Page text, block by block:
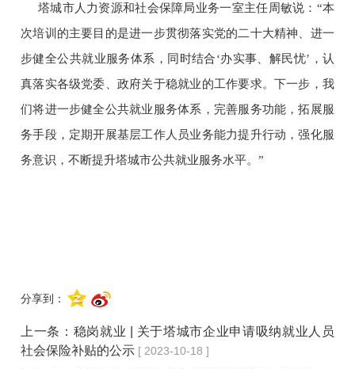
塔城市人力资源和社会保障局业务一室主任周敏说：“本
次培训的主要目的是进一步贯彻落实党的二十大精神、进一
步健全公共就业服务体系，同时结合‘办实事、解民忧’，认
真落实各级党委、政府关于稳就业的工作要求。下一步，我
们将进一步健全公共就业服务体系，完善服务功能，拓展服
务手段，定期开展基层工作人员业务能力提升行动，强化服
务意识，不断提升塔城市公共就业服务水平。”
分享到：
上一条： 稳岗就业 | 关于塔城市企业申请吸纳就业人员
社会保险补贴的公示 [ 2023-10-18 ]